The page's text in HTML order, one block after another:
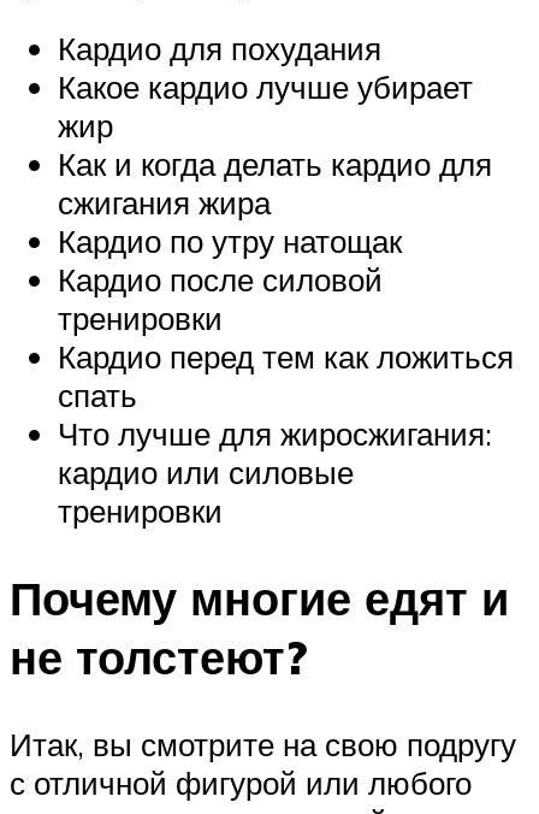
Кардио для похудания
Какое кардио лучше убирает
жир
Как и когда делать кардио для
сжигания жира
Кардио по утру натощак
Кардио после силовой
тренировки
Кардио перед тем как ложиться
спать
Что лучше для жиросжигания:
кардио или силовые
тренировки
Почему многие едят и
не толстеют?
Итак, вы смотрите на свою подругу
с отличной фигурой или любого